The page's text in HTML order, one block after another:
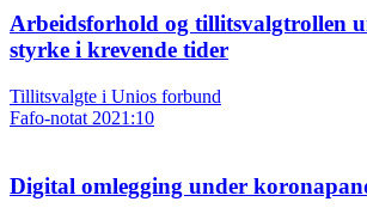
Arbeidsforhold og tillitsvalgtrollen
styrke i krevende tider
Tillitsvalgte i Unios forbund
Fafo-notat 2021:10
Digital omlegging under